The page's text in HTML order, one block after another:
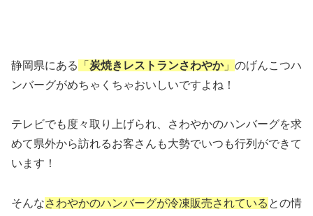
静岡県にある 「 炭焼き レストランさわやか」 のげんこつハ
ンバーグがめちゃくちゃおいしいですよね！
テレビでも度々取り上げられ、さわやかのハンバーグを求
めて県外から訪れるお客さんも大勢でいつも行列ができて
います！
そんなさわやかのハンバーグが冷凍販売されている との情